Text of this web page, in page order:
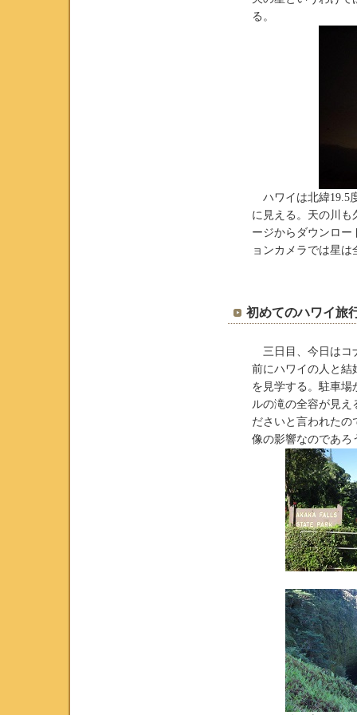
る。
ハワイは北緯19.5
に見える。天の川も
ージからダウンロー
ョンカメラでは星
初めてのハワイ
三日目、今日はコ
前にハワイの人と結
を見学する。駐車場
ルの滝の全容が見え
ださいと言われたの
像の影響なのであろ